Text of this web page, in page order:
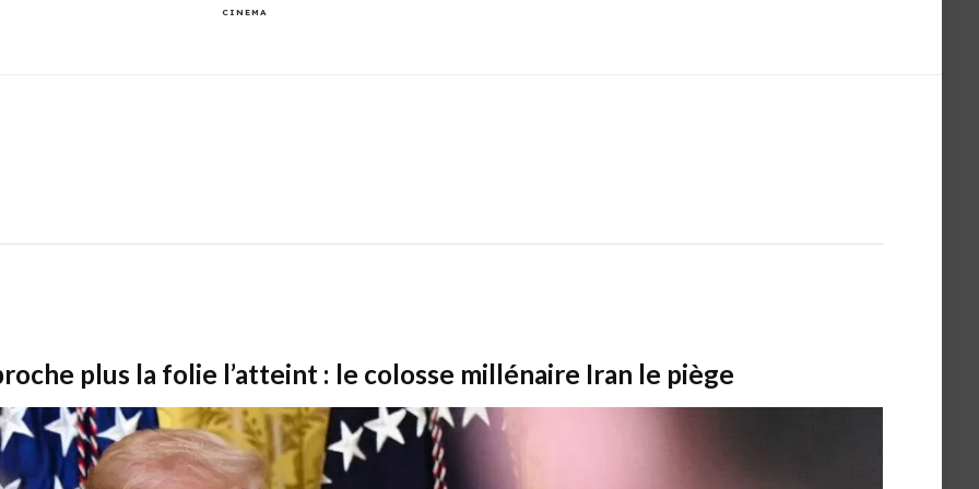
CINEMA
plus la folie l’atteint : le colosse millénaire Iran le piège